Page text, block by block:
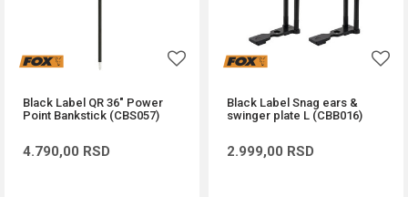
Black Label QR 36" Power
Point Bankstick (CBS057)
4.790,00 RSD
Black Label Snag ears &
swinger plate L (CBB016)
2.999,00 RSD